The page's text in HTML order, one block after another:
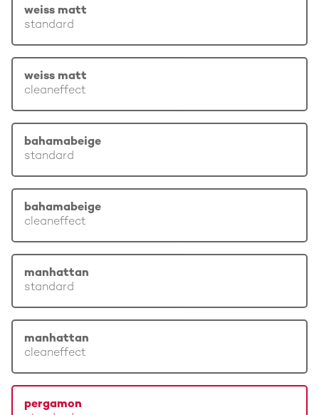
weiss matt
standard
weiss matt
cleaneffect
bahamabeige
standard
bahamabeige
cleaneffect
manhattan
standard
manhattan
cleaneffect
pergamon